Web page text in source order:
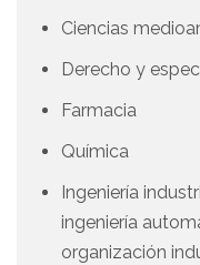
Ciencias
Derecho y
Farmacia
Química
Ingeniería
ingeniería
organización